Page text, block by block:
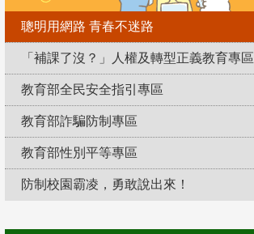
聰明用網路 青春不迷路
「補課了沒？」人權及轉型正義教育專區
教育部全民安全指引專區
教育部詐騙防制專區
教育部性別平等專區
防制校園霸凌，勇敢說出來！